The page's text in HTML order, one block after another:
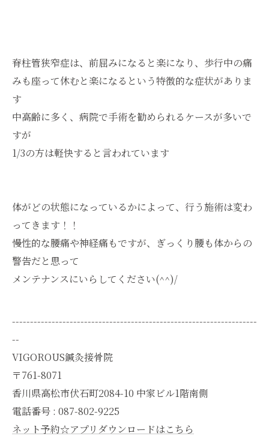
脊柱管狭窄症は、前屈みになると楽になり、歩行中の痛
みも座って休むと楽になるという特徴的な症状がありま
す
中高齢に多く、病院で手術を勧められるケースが多いで
すが
1/3の方は軽快すると言われています
体がどの状態になっているかによって、行う施術は変わ
ってきます！！
慢性的な腰痛や神経痛もですが、ぎっくり腰も体からの
警告だと思って
メンテナンスにいらしてください(^^)/
--------------------------------------------------------------------
--
VIGOROUS鍼灸接骨院
〒761-8071
香川県高松市伏石町2084-10 中家ビル1階南側
電話番号 : 087-802-9225
ネット予約☆アプリダウンロードはこちら